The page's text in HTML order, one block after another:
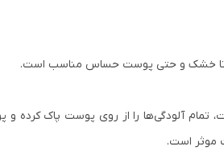
تا خشک و حتی پوست حساس مناسب است.
آلودگی‌ها را از روی پوست پاک کرده و
موثر است.